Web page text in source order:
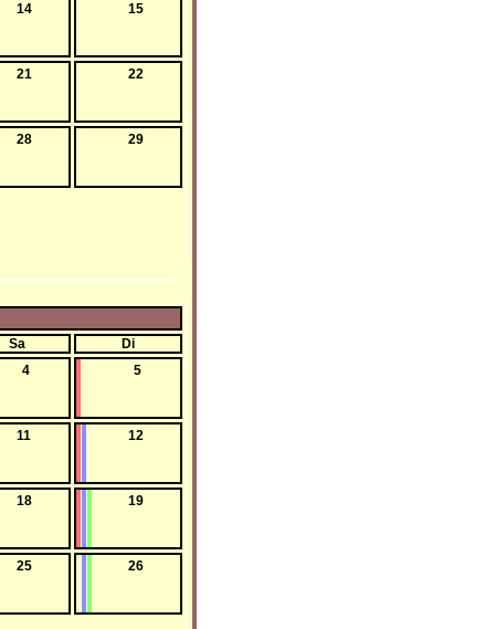
14 15
21 22
28 29
Sa
Di
4
5
11 12
18 19
25 26